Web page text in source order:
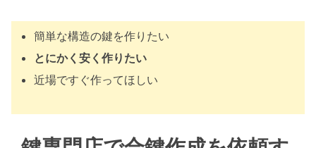
簡単な構造の鍵を作りたい
とにかく安く作りたい
近場ですぐ作ってほしい